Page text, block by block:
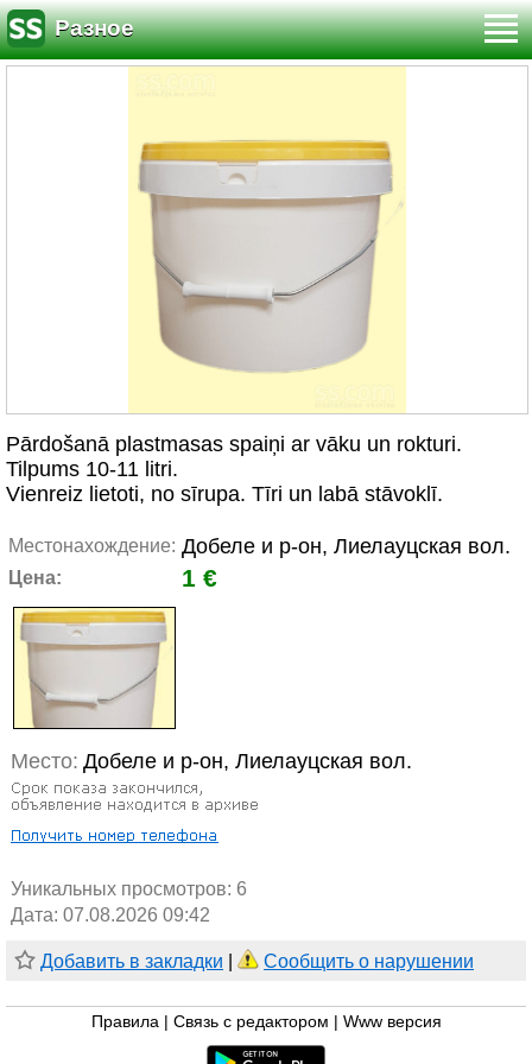
Разное
Pārdošanā plastmasas spaiņi ar vāku un rokturi.
Tilpums 10-11 litri.
Vienreiz lietoti, no sīrupa. Tīri un labā stāvoklī.
Местонахождение: Добеле и р-он, Лиелауцская вол.
Цена: 1 €
Место: Добеле и р-он, Лиелауцская вол.
Уникальных просмотров: 6
Дата: 07.08.2026 09:42
Добавить в закладки Сообщить о нарушении
Правила Связь с редактором Www версия